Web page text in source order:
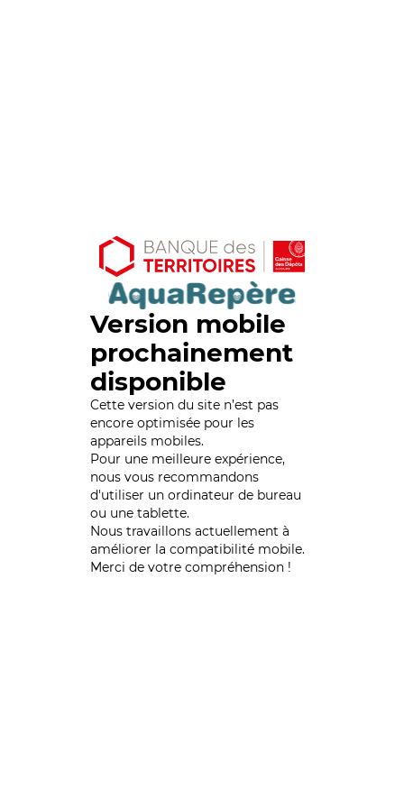
Version mobile
prochainement
disponible
Cette version du site n’est pas
encore optimisée pour les
appareils mobiles.
Pour une meilleure expérience,
nous vous recommandons
d'utiliser un ordinateur de bureau
ou une tablette.
Nous travaillons actuellement à
améliorer la compatibilité mobile.
Merci de votre compréhension !